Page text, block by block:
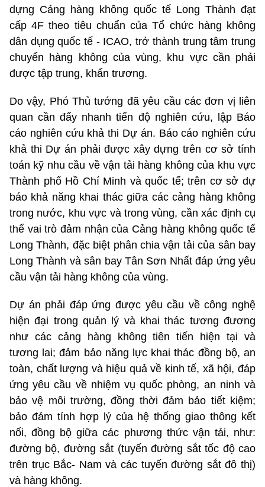
dựng Cảng hàng không quốc tế Long Thành đạt
cấp 4F theo tiêu chuẩn của Tổ chức hàng không
dân dụng quốc tế - ICAO, trở thành trung tâm trung
chuyển hàng không của vùng, khu vực cần phải
được tập trung, khẩn trương.
Do vậy, Phó Thủ tướng đã yêu cầu các đơn vị liên
quan cần đẩy nhanh tiến độ nghiên cứu, lập Báo
cáo nghiên cứu khả thi Dự án. Báo cáo nghiên cứu
khả thi Dự án phải được xây dựng trên cơ sở tính
toán kỹ nhu cầu về vận tải hàng không của khu vực
Thành phố Hồ Chí Minh và quốc tế; trên cơ sở dự
báo khả năng khai thác giữa các cảng hàng không
trong nước, khu vực và trong vùng, cần xác định cụ
thể vai trò đảm nhận của Cảng hàng không quốc tế
Long Thành, đặc biệt phân chia vận tải của sân bay
Long Thành và sân bay Tân Sơn Nhất đáp ứng yêu
cầu vận tải hàng không của vùng.
Dự án phải đáp ứng được yêu cầu về công nghệ
hiện đại trong quản lý và khai thác tương đương
như các cảng hàng không tiên tiến hiện tại và
tương lai; đảm bảo năng lực khai thác đồng bộ, an
toàn, chất lượng và hiệu quả về kinh tế, xã hội, đáp
ứng yêu cầu về nhiệm vụ quốc phòng, an ninh và
bảo vệ môi trường, đồng thời đảm bảo tiết kiệm;
bảo đảm tính hợp lý của hệ thống giao thông kết
nối, đồng bộ giữa các phương thức vận tải, như:
đường bộ, đường sắt (tuyến đường sắt tốc độ cao
trên trục Bắc- Nam và các tuyến đường sắt đô thị)
và hàng không.